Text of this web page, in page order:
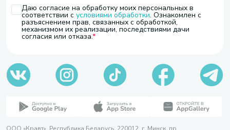
Даю согласие на обработку моих персональных в
соответствии с условиями обработки. Ознакомлен с
разъяснением прав, связанных с обработкой,
механизмом их реализации, последствиями дачи
согласия или отказа.